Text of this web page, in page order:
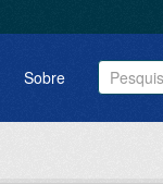
Sobre